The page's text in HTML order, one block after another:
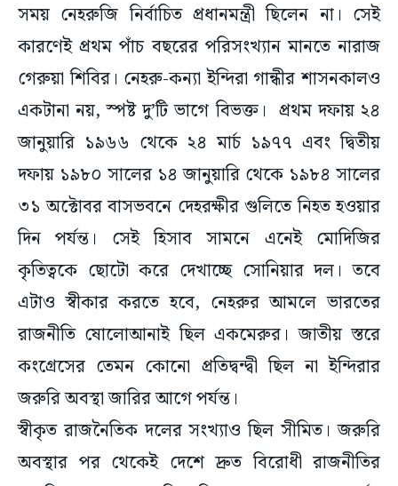
সময় নেহরুজি নির্বাচিত প্রধানমন্ত্রী ছিলেন না। সেই
কারণেই প্রথম পাঁচ বছরের পরিসংখ্যান মানতে নারাজ
গেরুয়া শিবির। নেহরু-কন্যা ইন্দিরা গান্ধীর শাসনকালও
একটানা নয়, স্পষ্ট দু’টি ভাগে বিভক্ত। প্রথম দফায় ২৪
জানুয়ারি ১৯৬৬ থেকে ২৪ মার্চ ১৯৭৭ এবং দ্বিতীয়
দফায় ১৯৮০ সালের ১৪ জানুয়ারি থেকে ১৯৮৪ সালের
৩১ অক্টোবর বাসভবনে দেহরক্ষীর গুলিতে নিহত হওয়ার
দিন পর্যন্ত। সেই হিসাব সামনে এনেই মোদিজির
কৃতিত্বকে ছোটো করে দেখাচ্ছে সোনিয়ার দল। তবে
এটাও স্বীকার করতে হবে, নেহরুর আমলে ভারতের
রাজনীতি ষোলোআনাই ছিল একমেরুর। জাতীয় স্তরে
কংগ্রেসের তেমন কোনো প্রতিদ্বন্দ্বী ছিল না ইন্দিরার
জরুরি অবস্থা জারির আগে পর্যন্ত।
স্বীকৃত রাজনৈতিক দলের সংখ্যাও ছিল সীমিত। জরুরি
অবস্থার পর থেকেই দেশে দ্রুত বিরোধী রাজনীতির